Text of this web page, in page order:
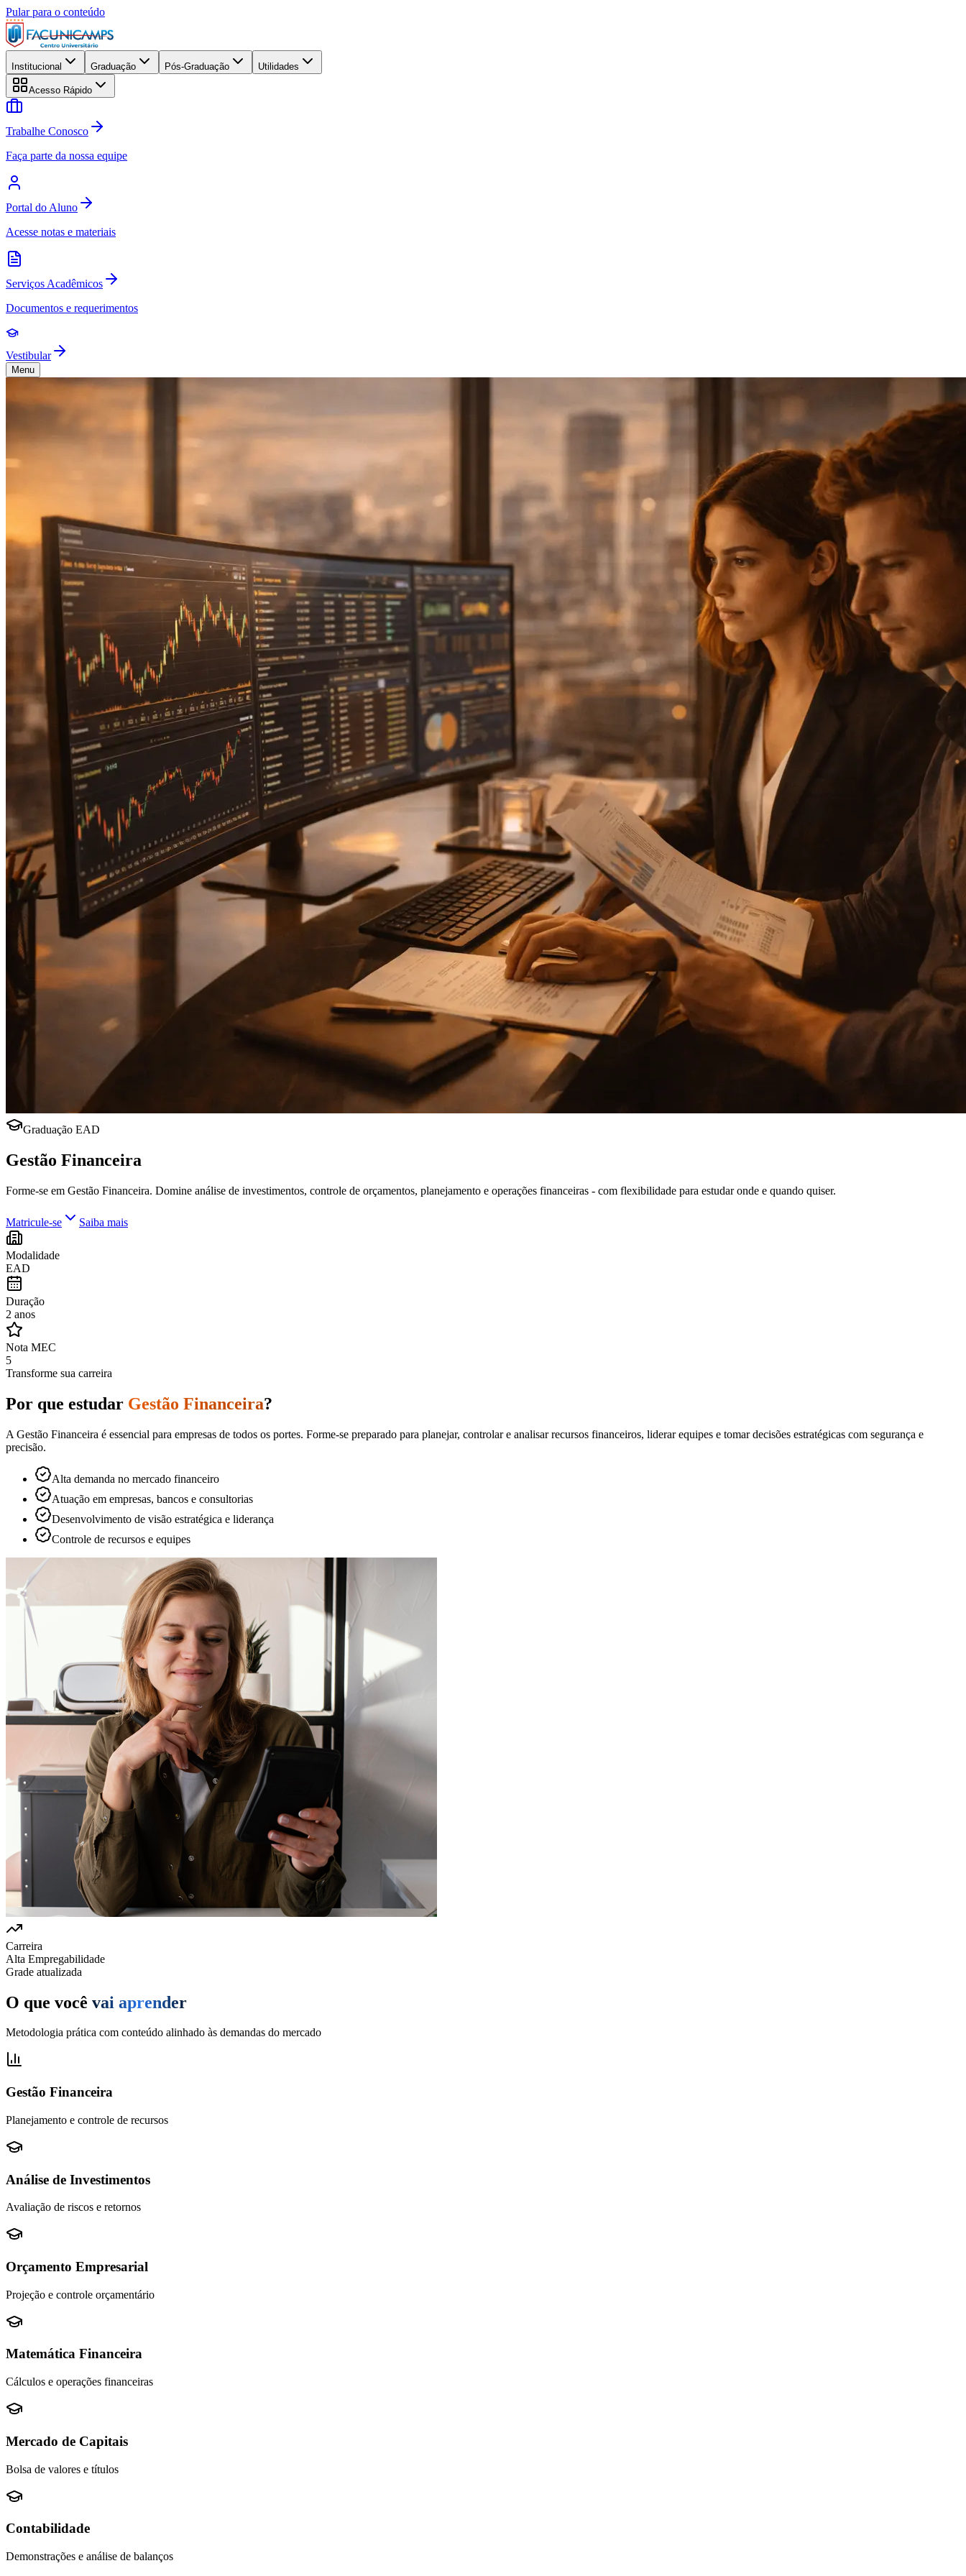
Pular para o conteúdo
Institucional Graduação Pós-Graduação Utilidades
Acesso Rápido
Trabalhe Conosco
Faça parte da nossa equipe
Portal do Aluno
Acesse notas e materiais
Serviços Acadêmicos
Documentos e requerimentos
Vestibular
Menu
Graduação EAD
Gestão Financeira
Forme-se em Gestão Financeira. Domine análise de investimentos, controle de orçamentos, planejamento e operações financeiras - com flexibilidade para estudar onde e quando quiser.
Matricule-se Saiba mais
Modalidade
EAD
Duração
2 anos
Nota MEC
5
Transforme sua carreira
Por que estudar Gestão Financeira?
A Gestão Financeira é essencial para empresas de todos os portes. Forme-se preparado para planejar, controlar e analisar recursos financeiros, liderar equipes e tomar decisões estratégicas com segurança e
precisão.
Alta demanda no mercado financeiro
Atuação em empresas, bancos e consultorias
Desenvolvimento de visão estratégica e liderança
Controle de recursos e equipes
Carreira
Alta Empregabilidade
Grade atualizada
O que você vai aprender
Metodologia prática com conteúdo alinhado às demandas do mercado
Gestão Financeira
Planejamento e controle de recursos
Análise de Investimentos
Avaliação de riscos e retornos
Orçamento Empresarial
Projeção e controle orçamentário
Matemática Financeira
Cálculos e operações financeiras
Mercado de Capitais
Bolsa de valores e títulos
Contabilidade
Demonstrações e análise de balanços